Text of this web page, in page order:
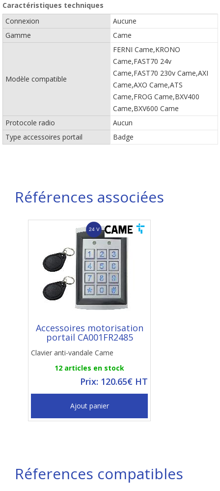
Caractéristiques techniques
Connexion
Aucune
Gamme
Came
Modèle compatible
FERNI Came,KRONO
Came,FAST70 24v
Came,FAST70 230v Came,AXI
Came,AXO Came,ATS
Came,FROG Came,BXV400
Came,BXV600 Came
Protocole radio
Aucun
Type accessoires portail
Badge
Références associées
Accessoires motorisation
portail CA001FR2485
Clavier anti-vandale Came
12 articles en stock
Prix: 120.65€ HT
Ajout panier
Réferences compatibles